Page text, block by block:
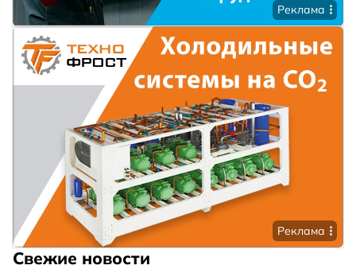
Реклама
Реклама
Свежие новости